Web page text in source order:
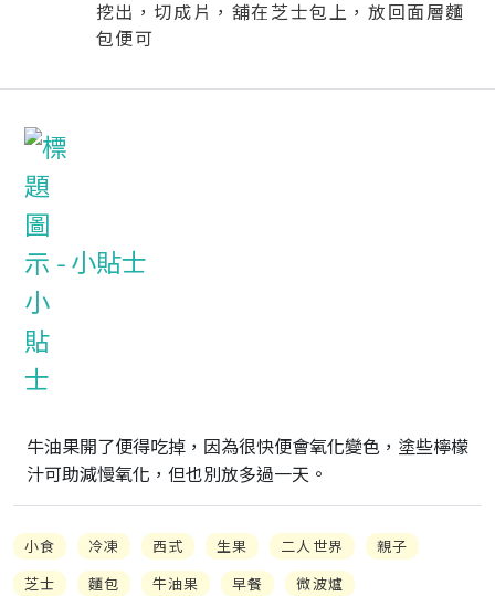
挖出，切成片，舖在芝士包上，放回面層麵
包便可
小貼士
牛油果開了便得吃掉，因為很快便會氧化變色，塗些檸檬
汁可助減慢氧化，但也別放多過一天。
小食 冷凍 西式 生果 二人世界
親子
芝士
麵包 牛油果 早餐 微波爐